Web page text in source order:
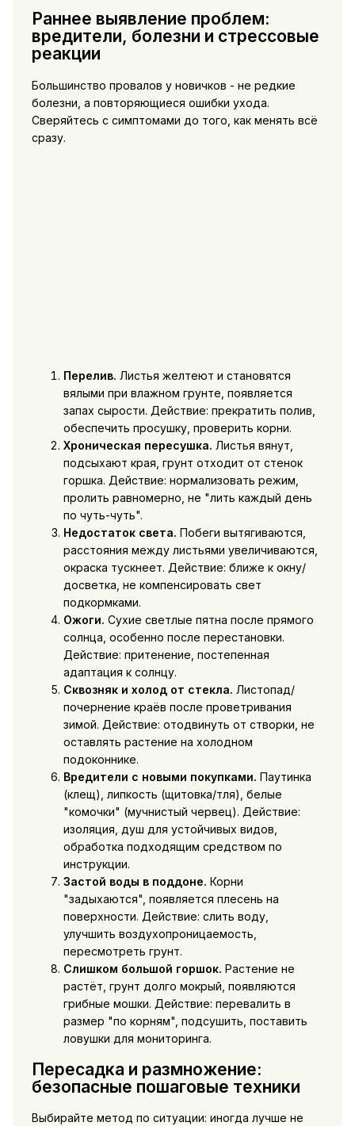
Раннее выявление проблем:
вредители, болезни и стрессовые
реакции
Большинство провалов у новичков - не редкие
болезни, а повторяющиеся ошибки ухода.
Сверяйтесь с симптомами до того, как менять всё
сразу.
Перелив. Листья желтеют и становятся
вялыми при влажном грунте, появляется
запах сырости. Действие: прекратить полив,
обеспечить просушку, проверить корни.
Хроническая пересушка. Листья вянут,
подсыхают края, грунт отходит от стенок
горшка. Действие: нормализовать режим,
пролить равномерно, не "лить каждый день
по чуть-чуть".
Недостаток света. Побеги вытягиваются,
расстояния между листьями увеличиваются,
окраска тускнеет. Действие: ближе к окну/
досветка, не компенсировать свет
подкормками.
Ожоги. Сухие светлые пятна после прямого
солнца, особенно после перестановки.
Действие: притенение, постепенная
адаптация к солнцу.
Сквозняк и холод от стекла. Листопад/
почернение краёв после проветривания
зимой. Действие: отодвинуть от створки, не
оставлять растение на холодном
подоконнике.
Вредители с новыми покупками. Паутинка
(клещ), липкость (щитовка/тля), белые
"комочки" (мучнистый червец). Действие:
изоляция, душ для устойчивых видов,
обработка подходящим средством по
инструкции.
Застой воды в поддоне. Корни
"задыхаются", появляется плесень на
поверхности. Действие: слить воду,
улучшить воздухопроницаемость,
пересмотреть грунт.
Слишком большой горшок. Растение не
растёт, грунт долго мокрый, появляются
грибные мошки. Действие: перевалить в
размер "по корням", подсушить, поставить
ловушки для мониторинга.
Пересадка и размножение:
безопасные пошаговые техники
Выбирайте метод по ситуации: иногда лучше не